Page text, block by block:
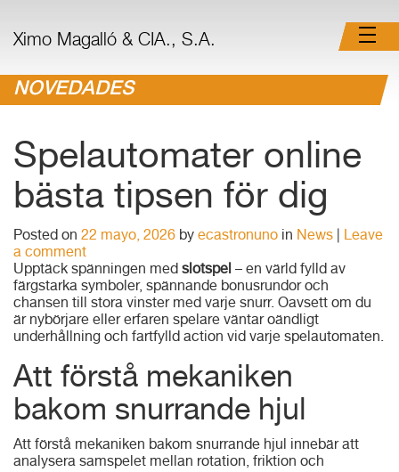
Ximo Magalló & CIA., S.A.
NOVEDADES
Spelautomater online
bästa tipsen för dig
Posted on 22 mayo, 2026 by ecastronuno in News
Leave
a comment
Upptäck spänningen med slotspel – en värld fylld av
färgstarka symboler, spännande bonusrundor och
chansen till stora vinster med varje snurr. Oavsett om du
är nybörjare eller erfaren spelare väntar oändligt
underhållning och fartfylld action vid varje spelautomaten.
Att förstå mekaniken
bakom snurrande hjul
Att förstå mekaniken bakom snurrande hjul innebär att
analysera samspelet mellan rotation, friktion och